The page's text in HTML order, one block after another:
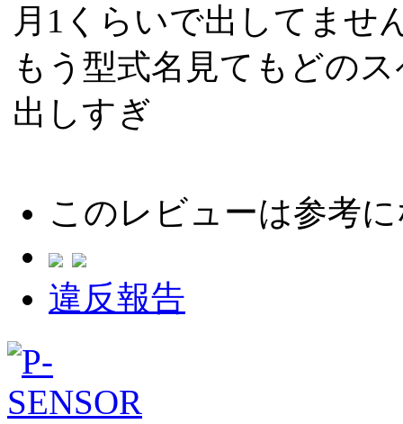
月1くらいで出してませ
もう型式名見てもどの
出しすぎ
このレビューは参考
違反報告